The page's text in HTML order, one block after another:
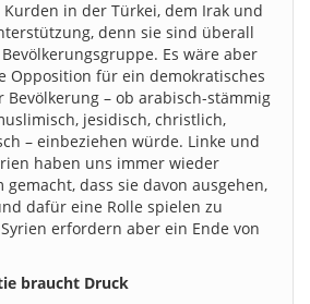
in der Türkei, dem Irak und
denn sie sind überall
Es wäre aber
Opposition für ein demokratisches
Bevölkerung – ob arabisch-stämmig
jesidisch, christlich,
– einbeziehen würde. Linke und
haben uns immer wieder
dass sie davon ausgehen,
dafür eine Rolle spielen zu
erfordern aber ein Ende von
braucht Druck